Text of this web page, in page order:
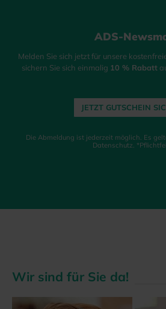
ADS-
Melden Sie sich jetzt für unsere
sichern Sie sich einmalig 10 % Rabatt
JETZT GUTSCHEIN
Die Abmeldung ist jederzeit möglich. Es
Datenschutz.
Wir sind für Sie da!